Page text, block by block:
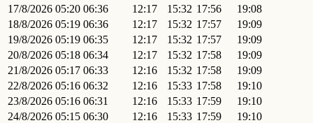
17/8/2026 05:20 06:36 12:17 15:32 17:56
19:08
18/8/2026 05:19 06:36 12:17 15:32 17:57
19:09
19/8/2026 05:19 06:35 12:17 15:32 17:57
19:09
20/8/2026 05:18 06:34 12:17 15:32 17:58
19:09
21/8/2026 05:17 06:33 12:16 15:32 17:58
19:09
22/8/2026 05:16 06:32 12:16 15:33 17:58
19:10
23/8/2026 05:16 06:31 12:16 15:33 17:59
19:10
24/8/2026 05:15 06:30 12:16 15:33 17:59
19:10